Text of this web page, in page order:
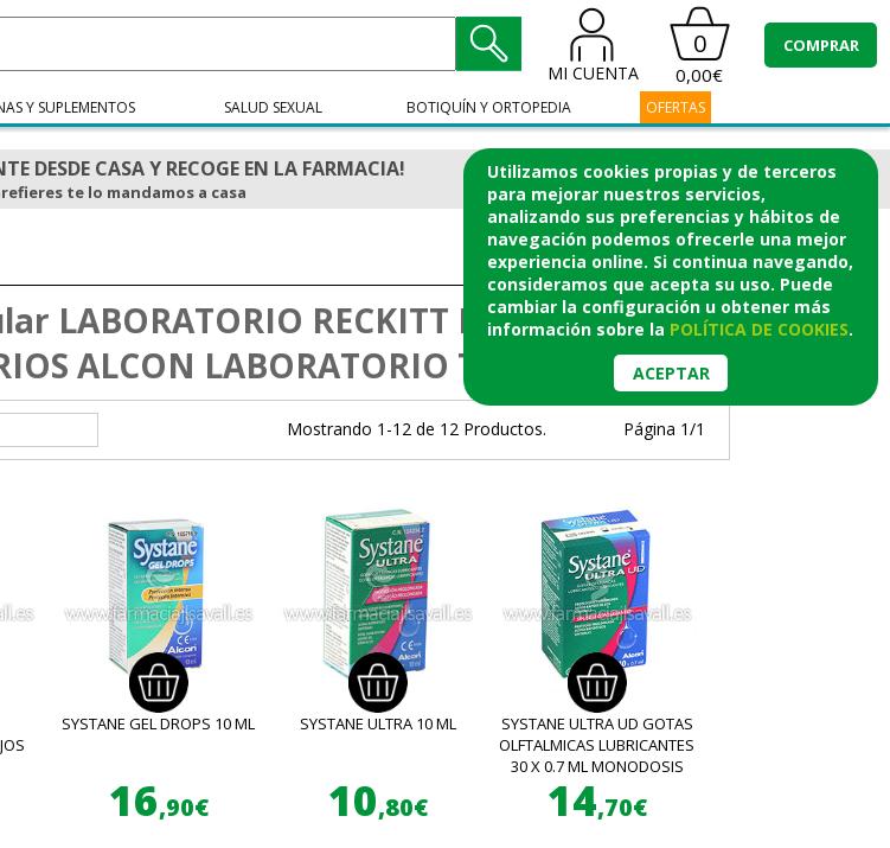
Utilizamos cookies propias y de terceros
para mejorar nuestros servicios,
analizando sus preferencias y hábitos de
navegación podemos ofrecerle una mejor
experiencia online. Si continua navegando,
consideramos que acepta su uso. Puede
cambiar la configuración u obtener más
información sobre la POLÍTICA DE COOKIES.
ACEPTAR
MI CUENTA
0
0,00€
COMPRAR
Y SUPLEMENTOS SALUD SEXUAL BOTIQUÍN Y ORTOPEDIA OFERTAS
DESDE CASA Y RECOGE EN LA FARMACIA!
te lo mandamos a casa
LABORATORIO RECKITT BENCKISER HC
ALCON LABORATORIO THEA
Mostrando 1-12 de 12 Productos. Página 1/1
SYSTANE GEL DROPS 10 ML
16,90€
SYSTANE ULTRA 10 ML
10,80€
SYSTANE ULTRA UD GOTAS
OLFTALMICAS LUBRICANTES
30 X 0.7 ML MONODOSIS
14,70€